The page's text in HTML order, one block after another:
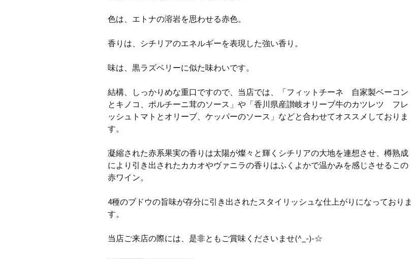
色は、エトナの溶岩を思わせる赤色。
香りは、シチリアのエネルギーを表現した強い香り。
味は、黒ラズベリーに似た味わいです。
結構、しっかりめな重口ですので、当店では、「フィットチーネ 自家製ベーコン
とキノコ、ポルチーニ茸のソース」や「香川県産讃岐オリーブ牛のカツレツ フレ
ッシュトマトとオリーブ、ケッパーのソース」などと合わせてオススメしておりま
す。
凝縮された赤系果実の香りは太陽が燦々と輝くシチリアの大地を連想させ、樽熟成
により引き出されたカカオやヴァニラの香りはふくよかで温かみを感じさせるこの
赤ワイン。
4種のブドウの旨味が存分に引き出されたスタイリッシュな仕上がりになっておりま
す。
当店ご来店の際には、是非ともご賞味くださいませ(^_-)-☆